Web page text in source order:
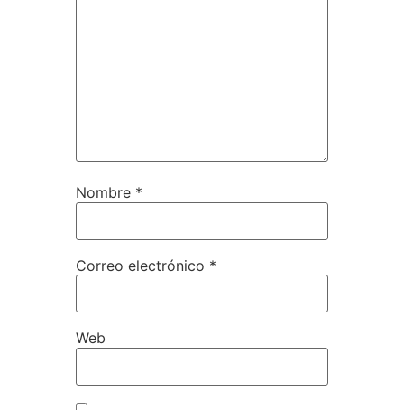
Nombre *
Correo electrónico *
Web